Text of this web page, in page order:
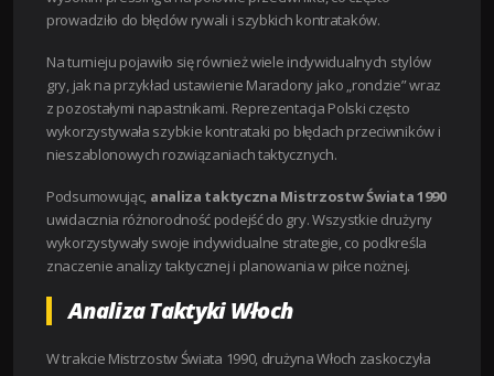
prowadziło do błędów rywali i szybkich kontrataków.
Na turnieju pojawiło się również wiele indywidualnych stylów
gry, jak na przykład ustawienie Maradony jako „rondzie” wraz
z pozostałymi napastnikami. Reprezentacja Polski często
wykorzystywała szybkie kontrataki po błędach przeciwników i
nieszablonowych rozwiązaniach taktycznych.
Podsumowując, analiza taktyczna Mistrzostw Świata 1990
uwidacznia różnorodność podejść do gry. Wszystkie drużyny
wykorzystywały swoje indywidualne strategie, co podkreśla
znaczenie analizy taktycznej i planowania w piłce nożnej.
Analiza Taktyki Włoch
W trakcie Mistrzostw Świata 1990, drużyna Włoch zaskoczyła